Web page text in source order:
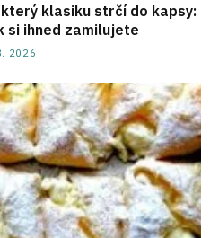
klasiku strčí do kapsy:
si ihned zamilujete
2026